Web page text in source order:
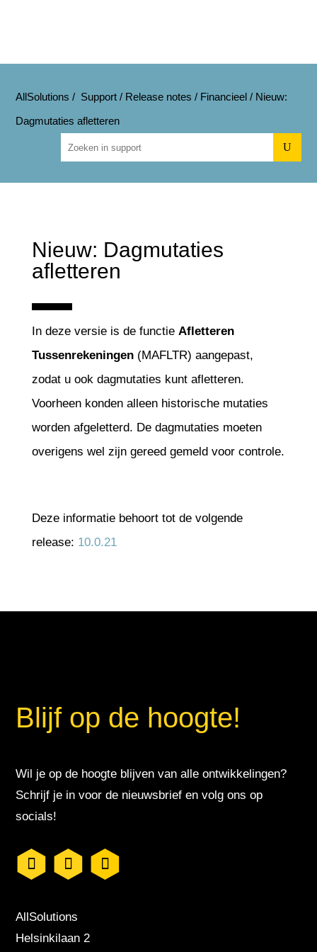
AllSolutions / Support/ Release notes / Financieel / Nieuw:
Dagmutaties afletteren
U
Nieuw: Dagmutaties
afletteren
In deze versie is de functie Afletteren
Tussenrekeningen(MAFLTR) aangepast,
zodat u ook dagmutaties kunt afletteren.
Voorheen konden alleen historische mutaties
worden afgeletterd. De dagmutaties moeten
overigens wel zijn gereed gemeld voor controle.
Deze informatie behoort tot de volgende
release: 10.0.21
Blijf op de hoogte!
Wil je op de hoogte blijven van alle ontwikkelingen?
Schrijf je in voor de nieuwsbrief en volg ons op
socials!
AllSolutions
Helsinkilaan 2